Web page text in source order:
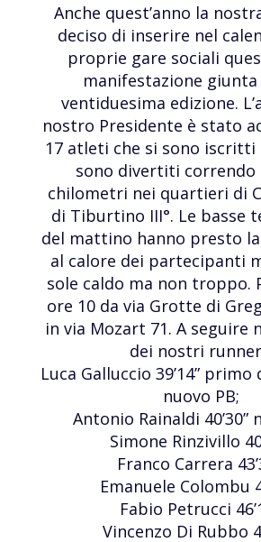
Anche quest’anno la
deciso di inserire nel
proprie gare sociali
manifestazione giunta
ventiduesima edizione.
nostro Presidente è stato
17 atleti che si sono iscritti
sono divertiti correndo
chilometri nei quartieri di
di Tiburtino III°. Le basse
del mattino hanno presto
al calore dei partecipanti
sole caldo ma non troppo.
ore 10 da via Grotte di
in via Mozart 71. A seguire
dei nostri
Luca Galluccio 39’14”
nuovo PB;
Antonio Rainaldi 40’30”
Simone Rinzivillo
Franco Carrera
Emanuele Colombu
Fabio Petrucci
Vincenzo Di Rubbo